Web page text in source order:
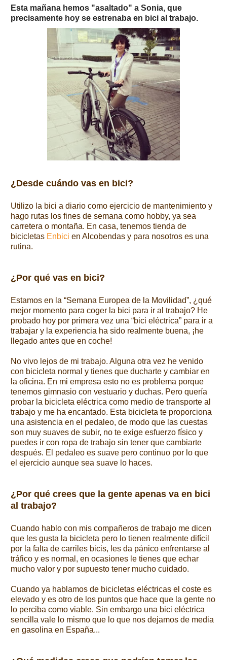
Esta mañana hemos "asaltado" a Sonia, que
precisamente hoy se estrenaba en bici al trabajo.
¿Desde cuándo vas en bici?
Utilizo la bici a diario como ejercicio de mantenimiento y
hago rutas los fines de semana como hobby, ya sea
carretera o montaña. En casa, tenemos tienda de
bicicletas Enbici en Alcobendas y para nosotros es una
rutina.
¿Por qué vas en bici?
Estamos en la “Semana Europea de la Movilidad”, ¿qué
mejor momento para coger la bici para ir al trabajo? He
probado hoy por primera vez una “bici eléctrica” para ir a
trabajar y la experiencia ha sido realmente buena, ¡he
llegado antes que en coche!
No vivo lejos de mi trabajo. Alguna otra vez he venido
con bicicleta normal y tienes que ducharte y cambiar en
la oficina. En mi empresa esto no es problema porque
tenemos gimnasio con vestuario y duchas. Pero quería
probar la bicicleta eléctrica como medio de transporte al
trabajo y me ha encantado. Esta bicicleta te proporciona
una asistencia en el pedaleo, de modo que las cuestas
son muy suaves de subir, no te exige esfuerzo físico y
puedes ir con ropa de trabajo sin tener que cambiarte
después. El pedaleo es suave pero continuo por lo que
el ejercicio aunque sea suave lo haces.
¿Por qué crees que la gente apenas va en bici
al trabajo?
Cuando hablo con mis compañeros de trabajo me dicen
que les gusta la bicicleta pero lo tienen realmente difícil
por la falta de carriles bicis, les da pánico enfrentarse al
tráfico y es normal, en ocasiones le tienes que echar
mucho valor y por supuesto tener mucho cuidado.
Cuando ya hablamos de bicicletas eléctricas el coste es
elevado y es otro de los puntos que hace que la gente no
lo perciba como viable. Sin embargo una bici eléctrica
sencilla vale lo mismo que lo que nos dejamos de media
en gasolina en España...